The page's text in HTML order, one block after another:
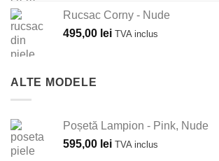
Rucsac Corny - Nude
495,00 lei TVA inclus
ALTE MODELE
Poșetă Lampion - Pink, Nude
595,00 lei TVA inclus